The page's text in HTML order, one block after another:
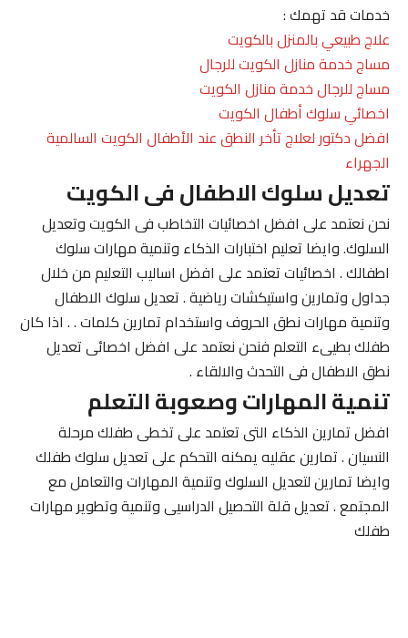
خدمات قد تهمك :
علاج طبيعي بالمنزل بالكويت
مساج خدمة منازل الكويت للرجال
مساج للرجال خدمة منازل الكويت
اخصائي سلوك أطفال الكويت
افضل دكتور لعلاج تأخر النطق عند الأطفال الكويت السالمية
الجهراء
تعديل سلوك الاطفال فى الكويت
نحن نعتمد على افضل اخصائيات التخاطب فى الكويت وتعديل
السلوك. وايضا تعليم اختبارات الذكاء وتنمية مهارات سلوك
اطفالك . اخصائيات تعتمد على افضل اساليب التعليم من خلال
جداول وتمارين واستيكشات رياضية . تعديل سلوك الاطفال
وتنمية مهارات نطق الحروف واستخدام تمارين كلمات . . اذا كان
طفلك بطيىء التعلم فنحن نعتمد على افضل اخصائى تعديل
نطق الاطفال فى التحدث والالقاء .
تنمية المهارات وصعوبة التعلم
افضل تمارين الذكاء التى تعتمد على تخطى طفلك مرحلة
النسيان . تمارين عقليه يمكنه التحكم على تعديل سلوك طفلك
وايضا تمارين لتعديل السلوك وتنمية المهارات والتعامل مع
المجتمع . تعديل قلة التحصيل الدراسيى وتنمية وتطوير مهارات
طفلك